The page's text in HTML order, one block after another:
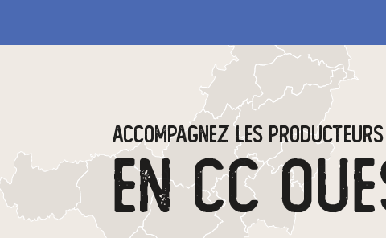
ACCOMPAGNEZ LES